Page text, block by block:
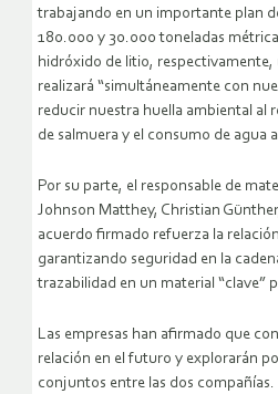
trabajando en un importante plan
180.000 y 30.000 toneladas
hidróxido de litio, respectivamente,
realizará “simultáneamente con
reducir nuestra huella ambiental al
de salmuera y el consumo de agua
Por su parte, el responsable de
Johnson Matthey, Christian
acuerdo firmado refuerza la
garantizando seguridad en la
trazabilidad en un material “clave”
Las empresas han afirmado que
relación en el futuro y explorarán
conjuntos entre las dos compañías.